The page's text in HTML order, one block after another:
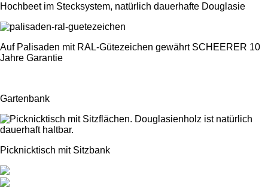
Hochbeet im Stecksystem, natürlich dauerhafte Douglasie
Auf Palisaden mit RAL-Gütezeichen gewährt SCHEERER 10
Jahre Garantie
Gartenbank
Picknicktisch mit Sitzbank